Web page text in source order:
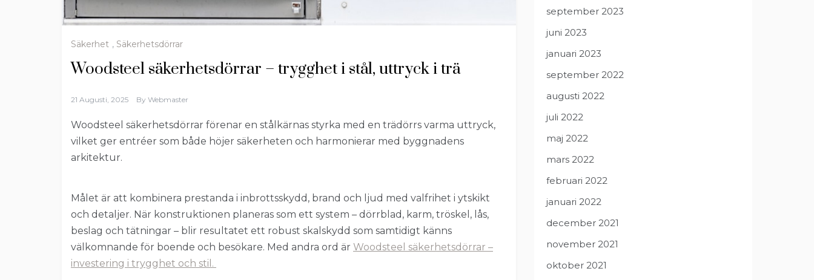
Säkerhet , Säkerhetsdörrar
Woodsteel säkerhetsdörrar – trygghet i stål, uttryck i trä
21 Augusti, 2025 By Webmaster
Woodsteel säkerhetsdörrar förenar en stålkärnas styrka med en trädörrs varma uttryck,
vilket ger entréer som både höjer säkerheten och harmonierar med byggnadens
arkitektur.
Målet är att kombinera prestanda i inbrottsskydd, brand och ljud med valfrihet i ytskikt
och detaljer. När konstruktionen planeras som ett system – dörrblad, karm, tröskel, lås,
beslag och tätningar – blir resultatet ett robust skalskydd som samtidigt känns
välkomnande för boende och besökare. Med andra ord är Woodsteel säkerhetsdörrar –
investering i trygghet och stil.
september 2023
juni 2023
januari 2023
september 2022
augusti 2022
juli 2022
maj 2022
mars 2022
februari 2022
januari 2022
december 2021
november 2021
oktober 2021